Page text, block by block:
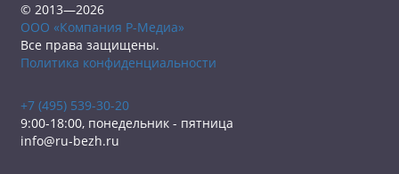
© 2013—2026
ООО «Компания Р-Медиа»
Все права защищены.
Политика конфиденциальности
+7 (495) 539-30-20
9:00-18:00, понедельник - пятница
info@ru-bezh.ru